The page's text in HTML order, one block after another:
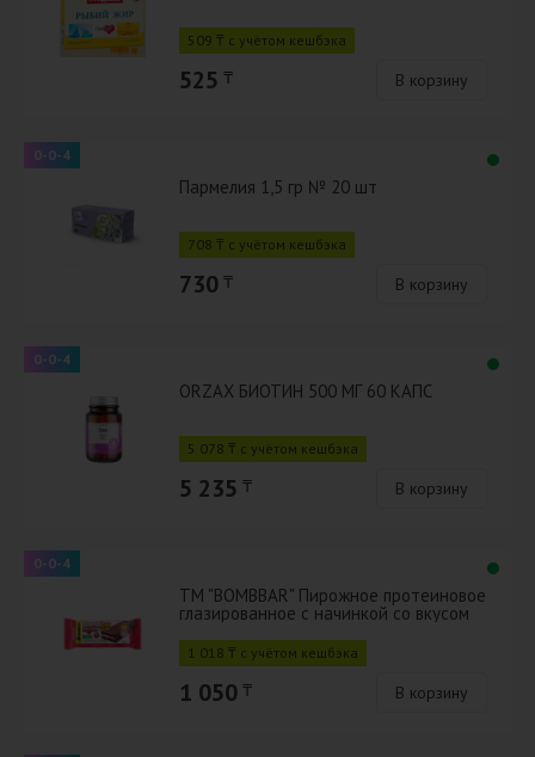
509 ₸ с учётом кешбэка
525 ₸ В корзину
0-0-4
Пармелия 1,5 гр № 20 шт
708 ₸ с учётом кешбэка
730 ₸ В корзину
0-0-4
ORZAX БИОТИН 500 МГ 60 КАПС
5 078 ₸ с учётом кешбэка
5 235 ₸ В корзину
0-0-4
ТМ "BOMBBAR" Пирожное протеиновое
глазированное с начинкой со вкусом
1 018 ₸ с учётом кешбэка
1 050 ₸ В корзину